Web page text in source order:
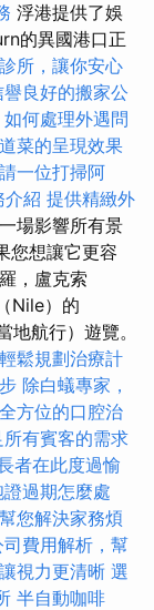
浮港提供了娛
的異國港口正
所，讓你安心
良好的搬家公
如何處理外遇問
菜的呈現效果
請一位打掃阿
介紹 提供精緻外
場影響所有景
您想讓它更容
，盧克索
Nile）的
航行）遊覽。
鬆規劃治療計
除白蟻專家，
方位的口腔治
有賓客的需求
者在此度過愉
證過期怎麼處
您解決家務煩
費用解析，幫
視力更清晰 選
半自動咖啡